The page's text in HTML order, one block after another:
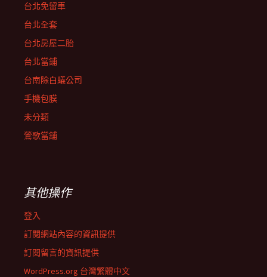
台北免留車
台北全套
台北房屋二胎
台北當鋪
台南除白蟻公司
手機包膜
未分類
鶯歌當舖
其他操作
登入
訂閱網站內容的資訊提供
訂閱留言的資訊提供
WordPress.org 台灣繁體中文